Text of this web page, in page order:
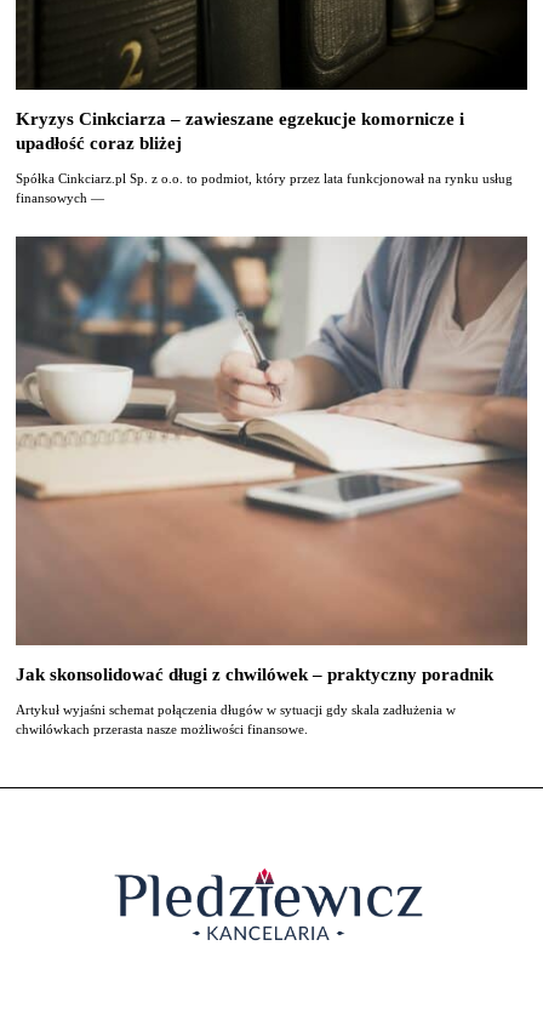
Kryzys Cinkciarza – zawieszane egzekucje komornicze i
upadłość coraz bliżej
Spółka Cinkciarz.pl Sp. z o.o. to podmiot, który przez lata funkcjonował na rynku usług
finansowych —
Jak skonsolidować długi z chwilówek – praktyczny poradnik
Artykuł wyjaśni schemat połączenia długów w sytuacji gdy skala zadłużenia w
chwilówkach przerasta nasze możliwości finansowe.